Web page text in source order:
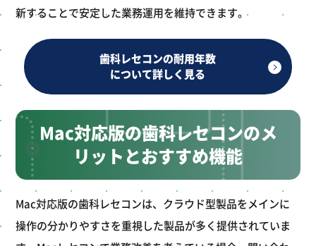
新することで安定した業務運用を維持できます。
歯科レセコンの耐用年数
について詳しく見る
Mac対応版の歯科レセコンのメ
リットとおすすめ機能
Mac対応版の歯科レセコンは、クラウド型製品をメインに
操作の分かりやすさを重視した製品が多く提供されていま